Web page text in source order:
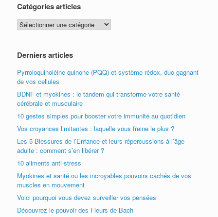
Catégories articles
Catégories
articles
Derniers articles
Pyrroloquinoléine quinone (PQQ) et système rédox, duo gagnant
de vos cellules
BDNF et myokines : le tandem qui transforme votre santé
cérébrale et musculaire
10 gestes simples pour booster votre immunité au quotidien
Vos croyances limitantes : laquelle vous freine le plus ?
Les 5 Blessures de l’Enfance et leurs répercussions à l’âge
adulte : comment s’en libérer ?
10 aliments anti-stress
Myokines et santé ou les incroyables pouvoirs cachés de vos
muscles en mouvement
Voici pourquoi vous devez surveiller vos pensées
Découvrez le pouvoir des Fleurs de Bach